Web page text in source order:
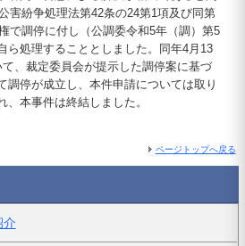
害紛争処理法第42条の24第1項及び同第
で調停に付し（公調委令和5年（調）第5
ら処理することとしました。同年4月13
、裁定委員会が提示した調停案に基づ
調停が成立し、本件申請については取り
本事件は終結しました。
ページトップへ戻る
介